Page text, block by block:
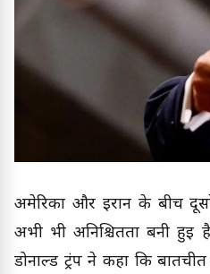
अमेरिका और ईरान के बीच
अभी भी अनिश्चितता बनी हुई
डोनाल्ड ट्रंप ने कहा कि